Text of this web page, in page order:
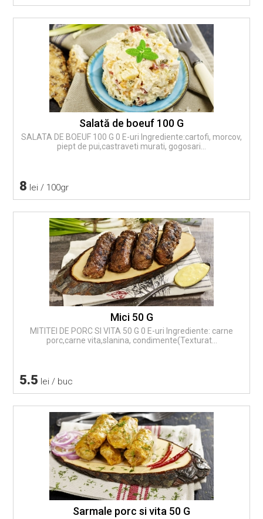
Salată de boeuf 100 G
SALATA DE BOEUF 100 G 0 E-uri Ingrediente:cartofi, morcov,
piept de pui,castraveti murati, gogosari...
8 lei / 100gr
Mici 50 G
MITITEI DE PORC SI VITA 50 G 0 E-uri Ingrediente: carne
porc,carne vita,slanina, condimente(Texturat...
5.5 lei / buc
Sarmale porc si vita 50 G